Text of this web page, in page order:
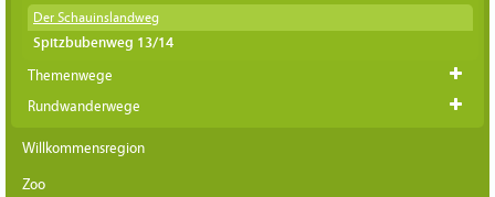
Der Schauinslandweg
Spitzbubenweg 13/14
Themenwege
Rundwanderwege
Willkommensregion
Zoo